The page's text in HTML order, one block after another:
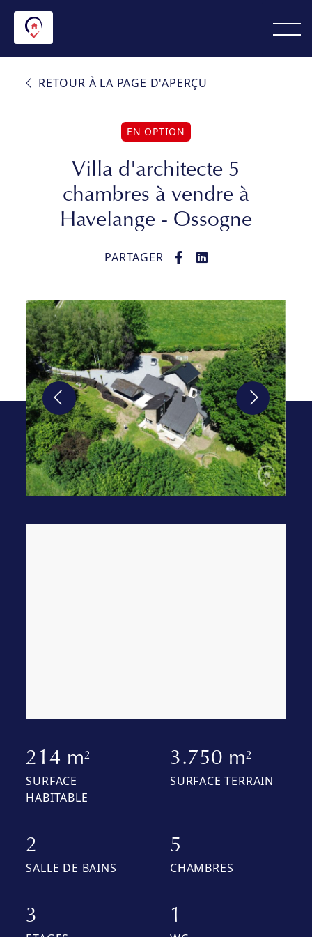
RETOUR À LA PAGE D'APERÇU
EN OPTION
Villa d'architecte 5
chambres à vendre à
Havelange - Ossogne
PARTAGER
214 m2
SURFACE
HABITABLE
3.750 m2
SURFACE TERRAIN
2
SALLE DE BAINS
5
CHAMBRES
3 1